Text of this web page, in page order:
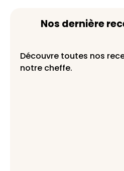
Nos dernière
Découvre toutes nos
notre cheffe.